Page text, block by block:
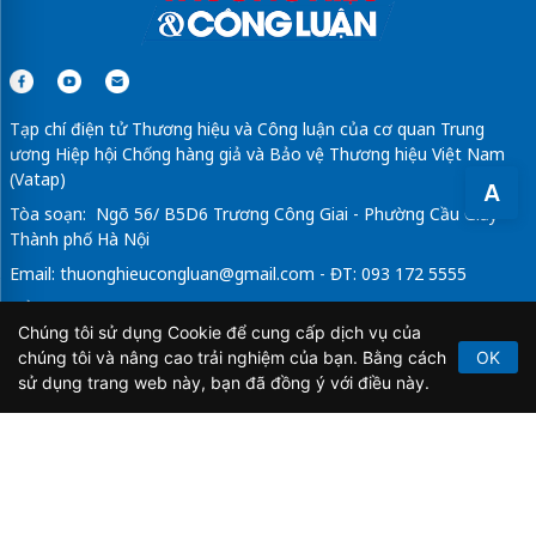
A
Tạp chí điện tử Thương hiệu và Công luận của cơ quan Trung
ương Hiệp hội Chống hàng giả và Bảo vệ Thương hiệu Việt Nam
(Vatap)
Tòa soạn: Ngõ 56/ B5D6 Trương Công Giai - Phường Cầu Giấy -
Thành phố Hà Nội
Email: thuonghieucongluan@gmail.com - ĐT: 093 172 5555
Tổng Biên Tập: Vũ Đức Thuận
Giấy phép hoạt động báo chí điện tử số 64/GP-BTTTT do Bộ
Thông tin và Truyền thông cấp ngày 21/2/2020.
Chúng tôi sử dụng Cookie để cung cấp dịch vụ của
chúng tôi và nâng cao trải nghiệm của bạn. Bằng cách
sử dụng trang web này, bạn đã đồng ý với điều này.
OK